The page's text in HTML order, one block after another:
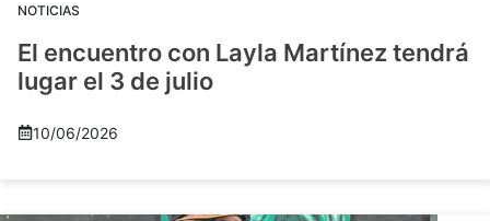
NOTICIAS
El encuentro con Layla Martínez tendrá
lugar el 3 de julio
10/06/2026